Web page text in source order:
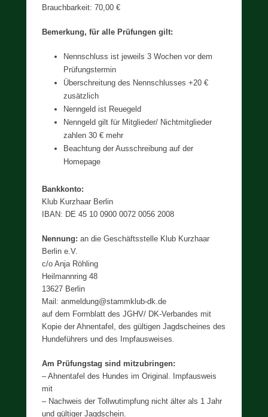
Brauchbarkeit: 70,00 €
Bemerkung, für alle Prüfungen gilt:
Nennschluss ist jeweils 3 Wochen vor dem
Prüfungstermin
Überschreitung des Nennschlusses +20 €
zusätzlich
Nenngeld ist Reuegeld
Nenngeld gilt für Mitglieder/ Nichtmitglieder
zahlen 30 € mehr
Beachtung der Ausschreibung auf der
Homepage
Bankkonto:
Klub Kurzhaar Berlin
IBAN: DE 45 10 0900 0072 0056 2008
Nennung: an die Geschäftsstelle Klub Kurzhaar
Berlin e.V.
c/o Anja Röhling
Heilmannring 48
13627 Berlin
Mail: anmeldung@stammklub-dk.de
auf dem Formblatt des JGHV/ DK-Verbandes mit
Kopie der Ahnentafel, des gültigen Jagdscheines des
Hundeführers und des Impfausweises.
Am Prüfungstag sind mitzubringen:
– Ahnentafel des Hundes im Original. Impfausweis
mit
– Nachweis der Tollwutimpfung nicht älter als 1 Jahr
und gültiger Jagdschein.